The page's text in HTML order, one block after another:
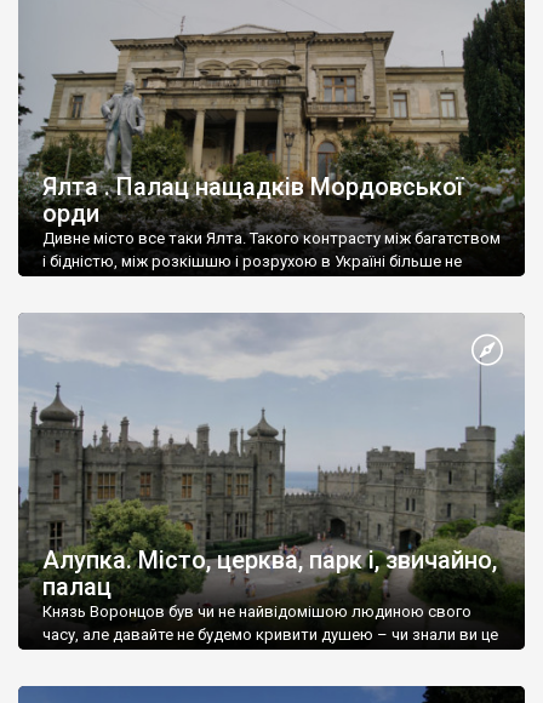
Ялта . Палац нащадків Мордовської
орди
Дивне місто все таки Ялта. Такого контрасту між багатством
і бідністю, між розкішшю і розрухою в Україні більше не
Алупка. Місто, церква, парк і, звичайно,
палац
Князь Воронцов був чи не найвідомішою людиною свого
часу, але давайте не будемо кривити душею – чи знали ви це